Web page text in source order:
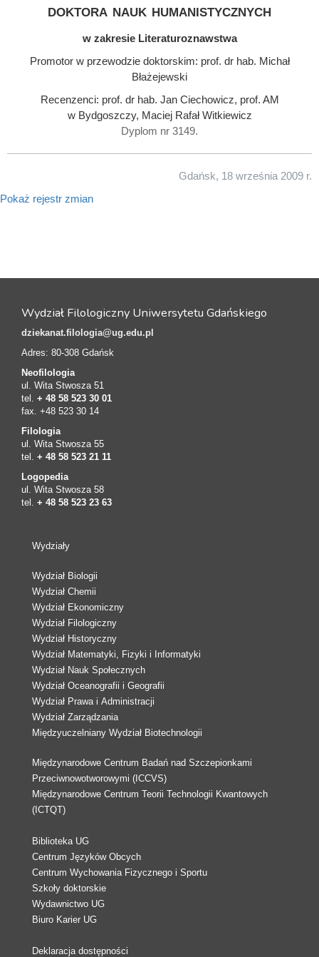
doktora nauk humanistycznych
w zakresie Literaturoznawstwa
Promotor w przewodzie doktorskim: prof. dr hab. Michał
Błażejewski
Recenzenci: prof. dr hab. Jan Ciechowicz, prof. AM
w Bydgoszczy, Maciej Rafał Witkiewicz
Dyplom nr 3149.
Gdańsk, 18 września 2009 r.
Pokaż rejestr zmian
Wydział Filologiczny Uniwersytetu Gdańskiego
dziekanat.filologia@ug.edu.pl
Adres: 80-308 Gdańsk
Neofilologia
ul. Wita Stwosza 51
tel. + 48 58 523 30 01
fax. +48 523 30 14
Filologia
ul. Wita Stwosza 55
tel. + 48 58 523 21 11
Logopedia
ul. Wita Stwosza 58
tel. + 48 58 523 23 63
Wydziały
Wydział Biologii
Wydział Chemii
Wydział Ekonomiczny
Wydział Filologiczny
Wydział Historyczny
Wydział Matematyki, Fizyki i Informatyki
Wydział Nauk Społecznych
Wydział Oceanografii i Geografii
Wydział Prawa i Administracji
Wydział Zarządzania
Międzyuczelniany Wydział Biotechnologii
Międzynarodowe Centrum Badań nad Szczepionkami
Przeciwnowotworowymi (ICCVS)
Międzynarodowe Centrum Teorii Technologii Kwantowych
(ICTQT)
Biblioteka UG
Centrum Języków Obcych
Centrum Wychowania Fizycznego i Sportu
Szkoły doktorskie
Wydawnictwo UG
Biuro Karier UG
Deklaracja dostępności